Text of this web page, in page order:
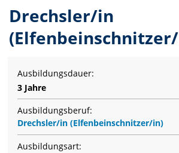
Drechsler/in
Ausbildungsdauer:
3 Jahre
Ausbildungsberuf:
Drechsler/in (Elfenbeinschnitzer/in)
Ausbildungsart: